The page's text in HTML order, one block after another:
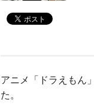
アニメ「ドラえもん
た。